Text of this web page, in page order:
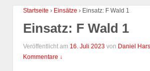
Startseite › Einsätze › Einsatz: F Wald 1
Einsatz: F Wald 1
Veröffentlicht am 16. Juli 2023 von Daniel
Kommentare ↓